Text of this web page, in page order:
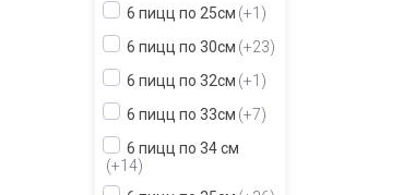
6 пицц по 25см +1
6 пицц по 30см +23
6 пицц по 32см +1
6 пицц по 33см +7
6 пицц по 34 см
+14